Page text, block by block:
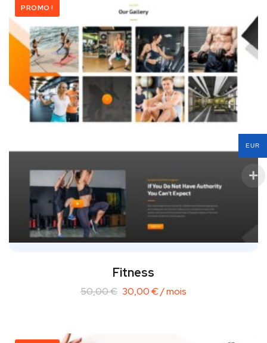
PROMO !
Fitness
50,00€ 30,00€/ mois
EUR